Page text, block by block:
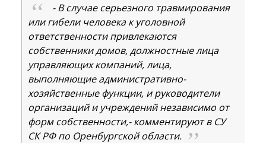
- В случае серьезного травмирования
или гибели человека к уголовной
ответственности привлекаются
собственники домов, должностные лица
управляющих компаний, лица,
выполняющие административно-
хозяйственные функции, и руководители
организаций и учреждений независимо от
форм собственности,- комментируют в СУ
СК РФ по Оренбургской области.